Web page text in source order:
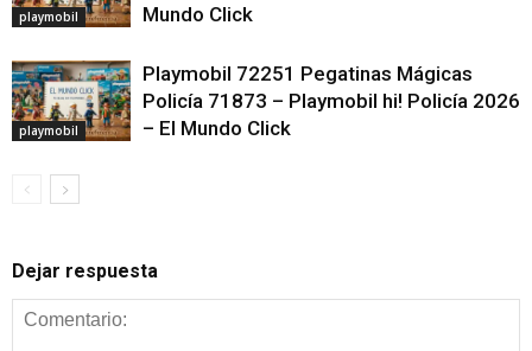
playmobil
Mundo Click
playmobil
Playmobil 72251 Pegatinas Mágicas
Policía 71873 – Playmobil hi! Policía 2026
– El Mundo Click
Dejar respuesta